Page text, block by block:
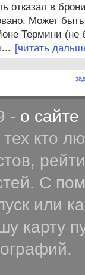
отказал в
Может
Термини (не
[читать
- о сайте
кто
С
или
карту